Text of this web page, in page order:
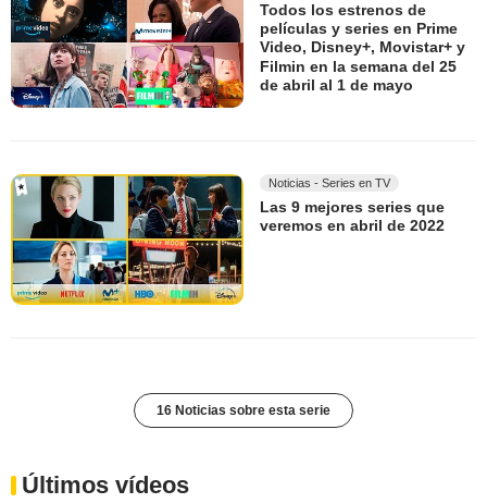
Todos los estrenos de
películas y series en Prime
Video, Disney+, Movistar+ y
Filmin en la semana del 25
de abril al 1 de mayo
Noticias - Series en TV
Las 9 mejores series que
veremos en abril de 2022
16 Noticias sobre esta serie
Últimos vídeos